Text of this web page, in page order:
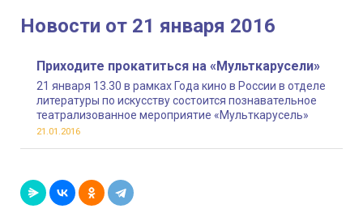
Новости от 21 января 2016
Приходите прокатиться на «Мульткарусели»
21 января 13.30 в рамках Года кино в России в отделе
литературы по искусству состоится познавательное
театрализованное мероприятие «Мульткарусель»
21.01.2016